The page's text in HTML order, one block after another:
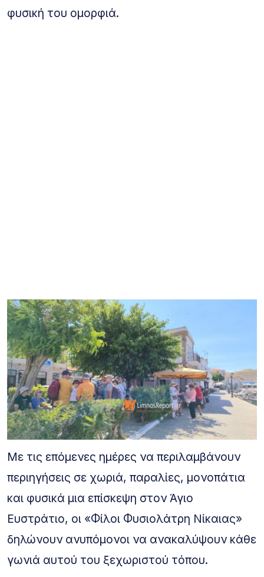
φυσική του ομορφιά.
Με τις επόμενες ημέρες να περιλαμβάνουν
περιηγήσεις σε χωριά, παραλίες, μονοπάτια
και φυσικά μια επίσκεψη στον Άγιο
Ευστράτιο, οι «Φίλοι Φυσιολάτρη Νίκαιας»
δηλώνουν ανυπόμονοι να ανακαλύψουν κάθε
γωνιά αυτού του ξεχωριστού τόπου.